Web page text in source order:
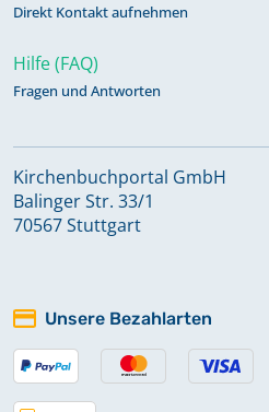
Direkt Kontakt aufnehmen
Hilfe (FAQ)
Fragen und Antworten
Kirchenbuchportal GmbH
Balinger Str. 33/1
70567 Stuttgart
Unsere Bezahlarten